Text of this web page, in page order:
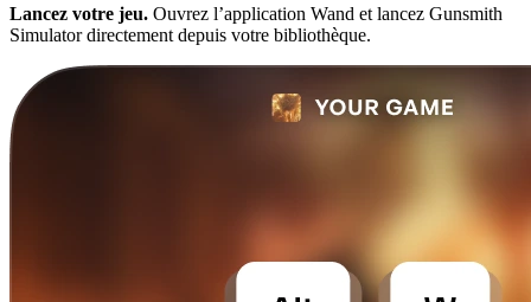
Lancez votre jeu. Ouvrez l’application Wand et lancez Gunsmith
Simulator directement depuis votre bibliothèque.